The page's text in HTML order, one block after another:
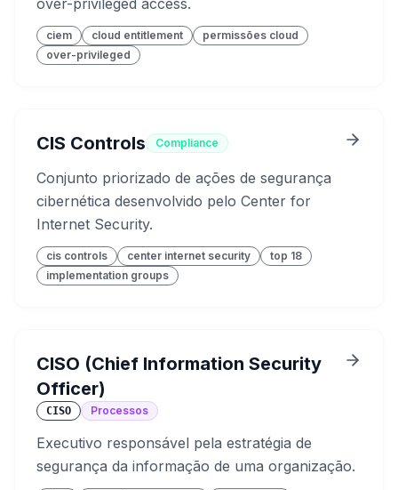
over-privileged access.
ciem cloud entitlement
permissões cloud
over-privileged
CIS Controls Compliance
Conjunto priorizado de ações de segurança
cibernética desenvolvido pelo Center for
Internet Security.
cis controls center internet security
top 18
implementation groups
CISO (Chief Information Security
Officer)
CISO Processos
Executivo responsável pela estratégia de
segurança da informação de uma organização.